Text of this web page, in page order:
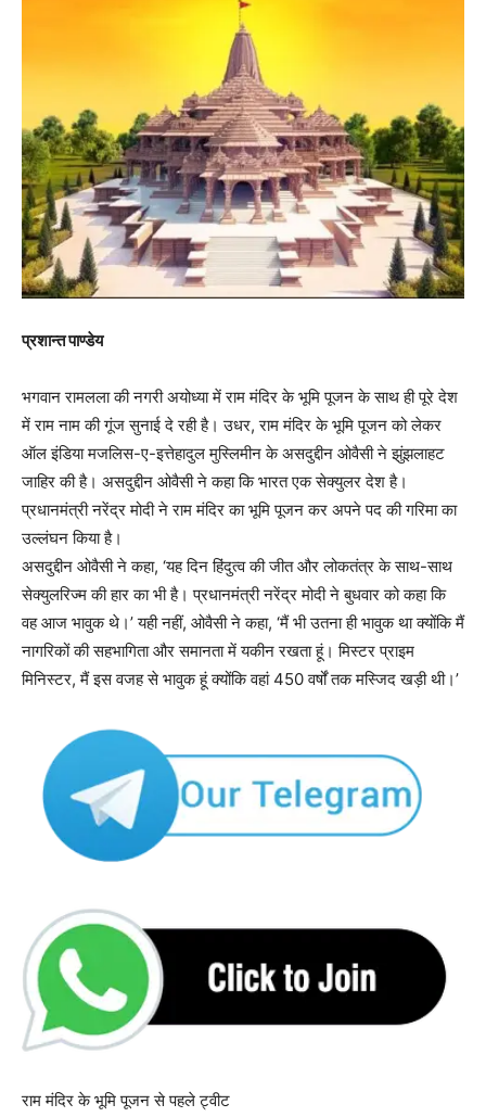
प्रशान्त पाण्डेय
भगवान रामलला की नगरी अयोध्या में राम मंदिर के भूमि पूजन के साथ ही पूरे देश
में राम नाम की गूंज सुनाई दे रही है। उधर, राम मंदिर के भूमि पूजन को लेकर
ऑल इंडिया मजलिस-ए-इत्तेहादुल मुस्लिमीन के असदुद्दीन ओवैसी ने झुंझलाहट
जाहिर की है। असदुद्दीन ओवैसी ने कहा कि भारत एक सेक्युलर देश है।
प्रधानमंत्री नरेंद्र मोदी ने राम मंदिर का भूमि पूजन कर अपने पद की गरिमा का
उल्लंघन किया है।
असदुद्दीन ओवैसी ने कहा, ‘यह दिन हिंदुत्व की जीत और लोकतंत्र के साथ-साथ
सेक्युलरिज्म की हार का भी है। प्रधानमंत्री नरेंद्र मोदी ने बुधवार को कहा कि
वह आज भावुक थे।’ यही नहीं, ओवैसी ने कहा, ‘मैं भी उतना ही भावुक था क्योंकि मैं
नागरिकों की सहभागिता और समानता में यकीन रखता हूं। मिस्टर प्राइम
मिनिस्टर, मैं इस वजह से भावुक हूं क्योंकि वहां 450 वर्षों तक मस्जिद खड़ी थी।’
राम मंदिर के भूमि पूजन से पहले ट्वीट